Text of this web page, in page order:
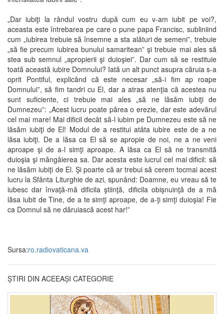
„Dar iubiţi la rândul vostru după cum eu v-am iubit pe voi?,
aceasta este întrebarea pe care o pune papa Francisc, subliniind
cum „iubirea trebuie să însemne a sta alături de semeni”, trebuie
„să fie precum iubirea bunului samaritean” şi trebuie mai ales să
stea sub semnul „apropierii şi duioşiei”. Dar cum să se restituie
toată această iubire Domnului? Iată un alt punct asupra căruia s-a
oprit Pontiful, explicând că este necesar „să-i fim ap roape
Domnului”, să fim tandri cu El, dar a atras atenţia că acestea nu
sunt suficiente, ci trebuie mai ales „să ne lăsăm iubiţi de
Dumnezeu”: „Acest lucru poate părea o erezie, dar este adevărul
cel mai mare! Mai dificil decât să-l iubim pe Dumnezeu este să ne
lăsăm iubiţi de El! Modul de a restitui atâta iubire este de a ne
lăsa iubiţi. De a lăsa ca El să se apropie de noi, ne a ne veni
aproape şi de a-l simţi aproape. A lăsa ca El să ne transmită
duioşia şi mângâierea sa. Dar acesta este lucrul cel mai dificil: să
ne lăsăm iubiţi de El. Şi poarte că ar trebui să cerem tocmai acest
lucru la Sfânta Liturghie de azi, spunând: Doamne, eu vreau să te
iubesc dar învaţă-mă dificila ştiinţă, dificila obişnuinţă de a mă
lăsa iubit de Tine, de a te simţi aproape, de a-ţi simţi duioşia! Fie
ca Domnul să ne dăruiască acest har!”
Sursa:ro.radiovaticana.va
ȘTIRI DIN ACEEAȘI CATEGORIE